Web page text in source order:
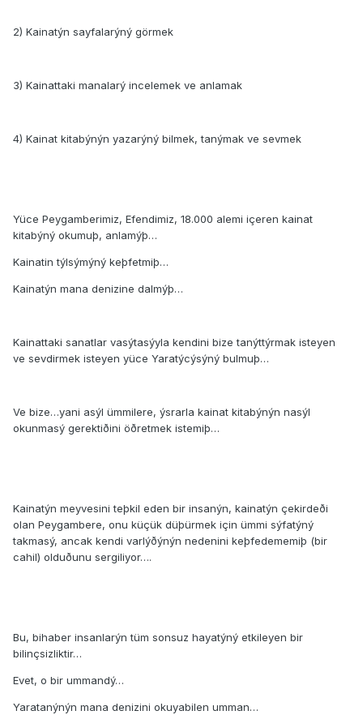
2) Kainatýn sayfalarýný görmek
3) Kainattaki manalarý incelemek ve anlamak
4) Kainat kitabýnýn yazarýný bilmek, tanýmak ve sevmek
Yüce Peygamberimiz, Efendimiz, 18.000 alemi içeren kainat
kitabýný okumuþ, anlamýþ…
Kainatin týlsýmýný keþfetmiþ…
Kainatýn mana denizine dalmýþ…
Kainattaki sanatlar vasýtasýyla kendini bize tanýttýrmak isteyen
ve sevdirmek isteyen yüce Yaratýcýsýný bulmuþ…
Ve bize…yani asýl ümmilere, ýsrarla kainat kitabýnýn nasýl
okunmasý gerektiðini öðretmek istemiþ…
Kainatýn meyvesini teþkil eden bir insanýn, kainatýn çekirdeði
olan Peygambere, onu küçük düþürmek için ümmi sýfatýný
takmasý, ancak kendi varlýðýnýn nedenini keþfedememiþ (bir
cahil) olduðunu sergiliyor….
Bu, bihaber insanlarýn tüm sonsuz hayatýný etkileyen bir
bilinçsizliktir…
Evet, o bir ummandý…
Yaratanýnýn mana denizini okuyabilen umman…